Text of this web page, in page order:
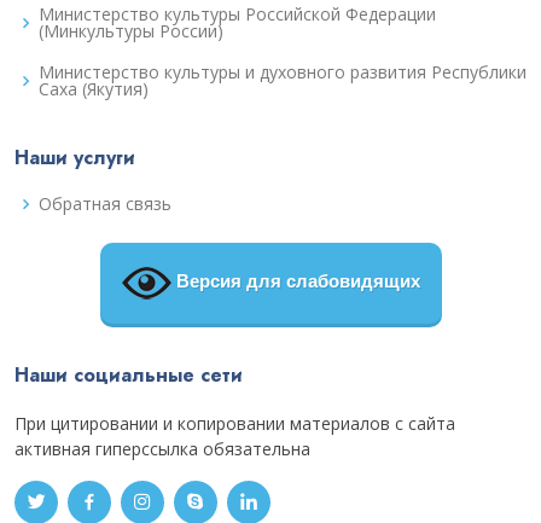
Министерство культуры Российской Федерации
(Минкультуры России)
Министерство культуры и духовного развития Республики
Саха (Якутия)
Наши услуги
Обратная связь
Версия для слабовидящих
Наши социальные сети
При цитировании и копировании материалов с сайта
активная гиперссылка обязательна